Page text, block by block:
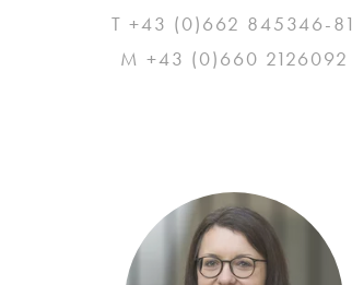
T +43 (0)662 845346-81
M +43 (0)660 2126092